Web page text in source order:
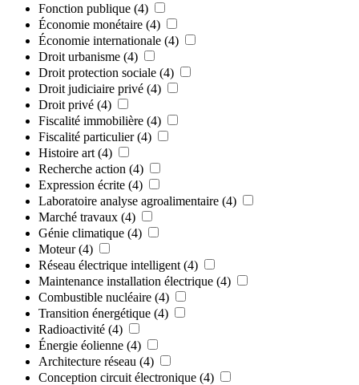
Fonction publique (4)
Économie monétaire (4)
Économie internationale (4)
Droit urbanisme (4)
Droit protection sociale (4)
Droit judiciaire privé (4)
Droit privé (4)
Fiscalité immobilière (4)
Fiscalité particulier (4)
Histoire art (4)
Recherche action (4)
Expression écrite (4)
Laboratoire analyse agroalimentaire (4)
Marché travaux (4)
Génie climatique (4)
Moteur (4)
Réseau électrique intelligent (4)
Maintenance installation électrique (4)
Combustible nucléaire (4)
Transition énergétique (4)
Radioactivité (4)
Énergie éolienne (4)
Architecture réseau (4)
Conception circuit électronique (4)